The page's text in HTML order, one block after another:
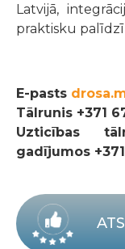
Latvijā,
praktisku
E-pasts
Tālrunis +371
Uzticības
gadījumos